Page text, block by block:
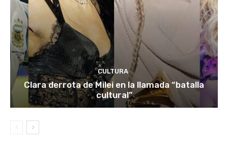
CULTURA
Clara derrota de Milei en la llamada “batalla
cultural”